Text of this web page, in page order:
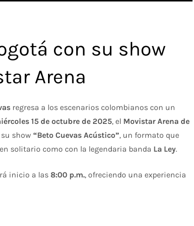
con su show
Arena
regresa a los escenarios colombianos con un
15 de octubre de 2025, el Movistar Arena de
su show“Beto Cuevas Acústico”, un formato que
solitario como con la legendaria banda La Ley.
inicio a las8:00 p.m., ofreciendo una experiencia